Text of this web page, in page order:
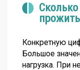
Конкретную
Большое
нагрузка. При